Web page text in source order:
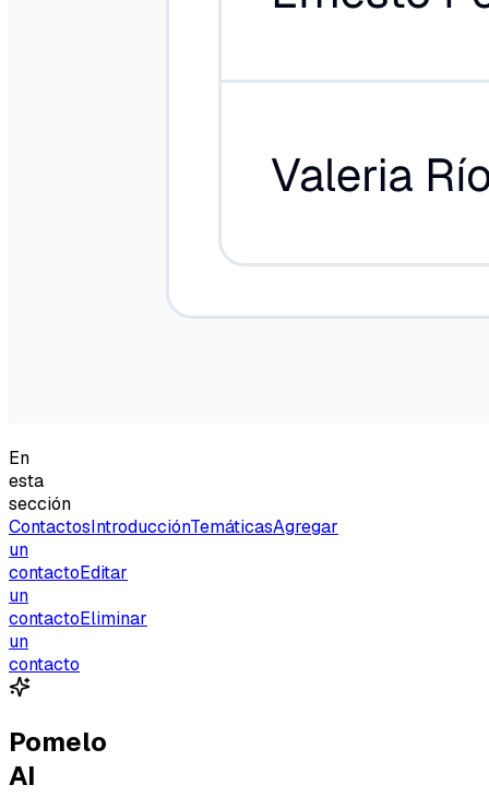
En
esta
sección
ContactosIntroducciónTemáticasAgregar
un
contactoEditar
un
contactoEliminar
un
contacto
Pomelo
AI